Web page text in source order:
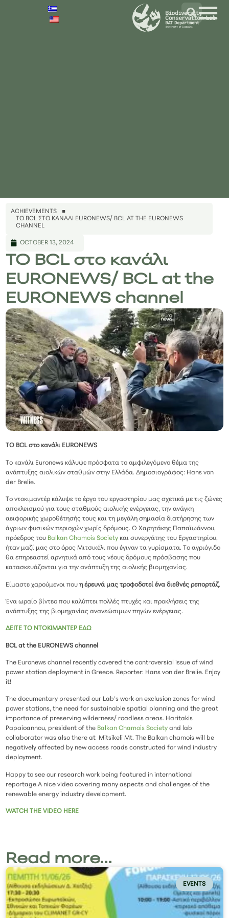
ACHIEVEMENTS
TO BCL ΣΤΟ ΚΑΝΆΛΙ EURONEWS/ BCL AT THE EURONEWS
CHANNEL
OCTOBER 13, 2024
TO BCL στο κανάλι
EURONEWS/ BCL at the
EURONEWS channel
TO BCL στο κανάλι EURONEWS
Το κανάλι Euronews κάλυψε πρόσφατα το αμφιλεγόμενο θέμα της
ανάπτυξης αιολικών σταθμών στην Ελλάδα. Δημοσιογράφος: Hans von
der Brelie.
To ντοκιμαντέρ κάλυψε το έργο του εργαστηρίου μας σχετικά με τις ζώνες
αποκλεισμού για τους σταθμούς αιολικής ενέργειας, την ανάγκη
αειφορικής χωροθέτησής τους και τη μεγάλη σημασία διατήρησης των
άγριων φυσικών περιοχών χωρίς δρόμους. Ο Χαρητάκης Παπαϊωάννου,
πρόεδρος του Balkan Chamois Society και συνεργάτης του Εργαστηρίου,
ήταν μαζί μας στο όρος Μιτσικέλι που έγιναν τα γυρίσματα. Το αγριόγιδο
θα επηρεαστεί αρνητικά από τους νέους δρόμους πρόσβασης που
κατασκευάζονται για την ανάπτυξη της αιολικής βιομηχανίας.
Είμαστε χαρούμενοι πουη έρευνά μας τροφοδοτεί ένα διεθνές ρεπορτάζ.
Ένα ωραίο βίντεο που καλύπτει πολλές πτυχές και προκλήσεις της
ανάπτυξης της βιομηχανίας ανανεώσιμων πηγών ενέργειας.
ΔΕΙΤΕ ΤΟ ΝΤΟΚΙΜΑΝΤΕΡ ΕΔΩ
BCL at the EURONEWS channel
The Euronews channel recently covered the controversial issue of wind
power station deployment in Greece. Reporter: Hans von der Brelie. Enjoy
it!
The documentary presented our Lab’s work on exclusion zones for wind
power stations, the need for sustainable spatial planning and the great
importance of preserving wilderness/ roadless areas. Haritakis
Papaioannou, president of the Balkan Chamois Society and lab
collaborator was also there at Mitsikeli Mt. The Balkan chamois will be
negatively affected by new access roads constructed for wind industry
deployment.
Happy to see our research work being featured in international
reportage.A nice video covering many aspects and challenges of the
renewable energy industry development.
WATCH THE VIDEO HERE
Read more...
EVENTS